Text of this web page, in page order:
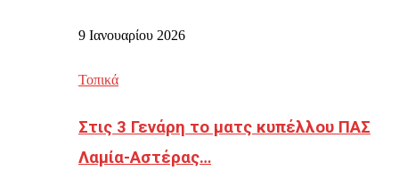
9 Ιανουαρίου 2026
Τοπικά
Στις 3 Γενάρη το ματς κυπέλλου ΠΑΣ
Λαμία-Αστέρας…